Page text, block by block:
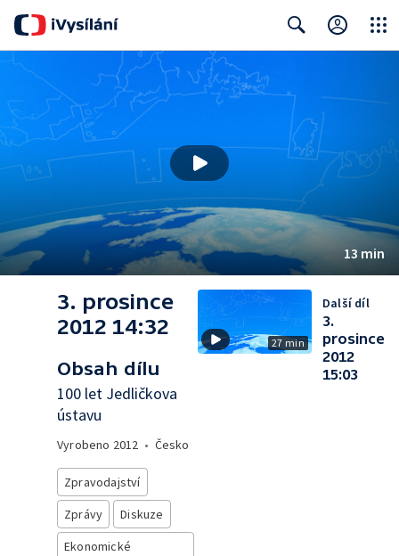
13 min
3. prosince
2012 14:32
Obsah dílu
100 let Jedličkova
ústavu
Vyrobeno 2012 • Česko
Zpravodajství
Zprávy
Diskuze
Ekonomické
27 min
Další díl
3.
prosince
2012
15:03